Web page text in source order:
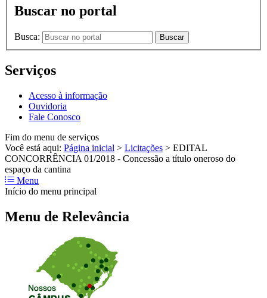
Buscar no portal
Busca: Buscar
Serviços
Acesso à informação
Ouvidoria
Fale Conosco
Fim do menu de serviços
Você está aqui: Página inicial > Licitações > EDITAL
CONCORRÊNCIA 01/2018 - Concessão a título oneroso do
espaço da cantina
Menu
Início do menu principal
Menu de Relevância